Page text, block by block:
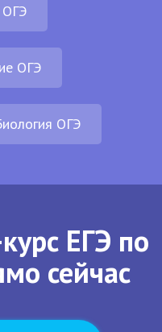
ОГЭ
ОГЭ
ЕГЭ по
сейчас